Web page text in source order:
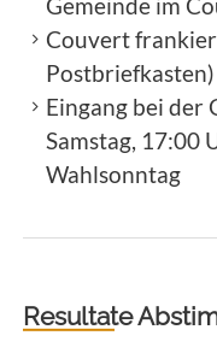
Couvert
Postbriefkasten)
Eingang bei der
Samstag, 17:00
Wahlsonntag
Resultate